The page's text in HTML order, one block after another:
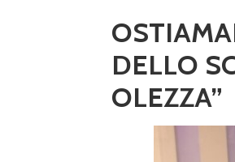
DELLO
OLEZZA”